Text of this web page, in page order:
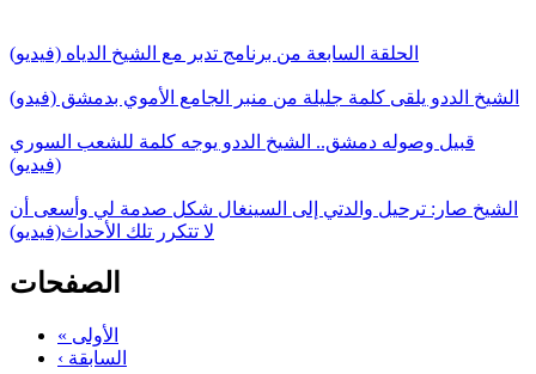
الحلقة السابعة من برنامج تدبر مع الشيخ الدياه (فيديو)
الشيخ الددو يلقى كلمة جليلة من منبر الجامع الأموي بدمشق (فيدو)
قبيل وصوله دمشق.. الشيخ الددو يوجه كلمة للشعب السوري
(فيديو)
الشيخ صار: ترحيل والدتي إلى السينغال شكل صدمة لي وأسعى أن
لا تتكرر تلك الأحداث(فيديو)
الصفحات
« الأولى
‹ السابقة